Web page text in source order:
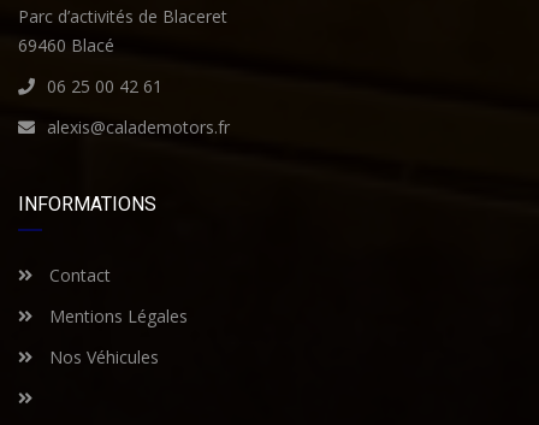
Parc d’activités de Blaceret
69460 Blacé
06 25 00 42 61
alexis@calademotors.fr
INFORMATIONS
Contact
Mentions Légales
Nos Véhicules